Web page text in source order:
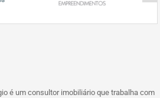
é um consultor imobiliário que trabalha com